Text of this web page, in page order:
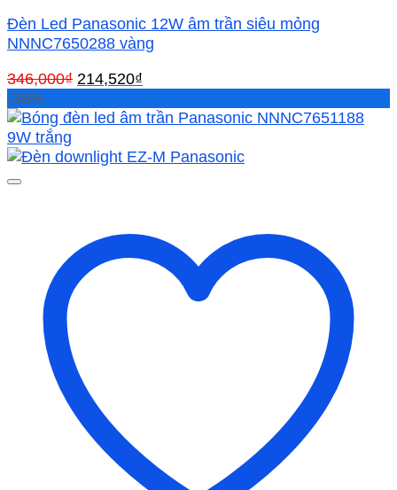
Đèn Led Panasonic 12W âm trần siêu mỏng
NNNC7650288 vàng
346,000₫ Giá
là:
214,520₫
tại
214,520₫.
-38%